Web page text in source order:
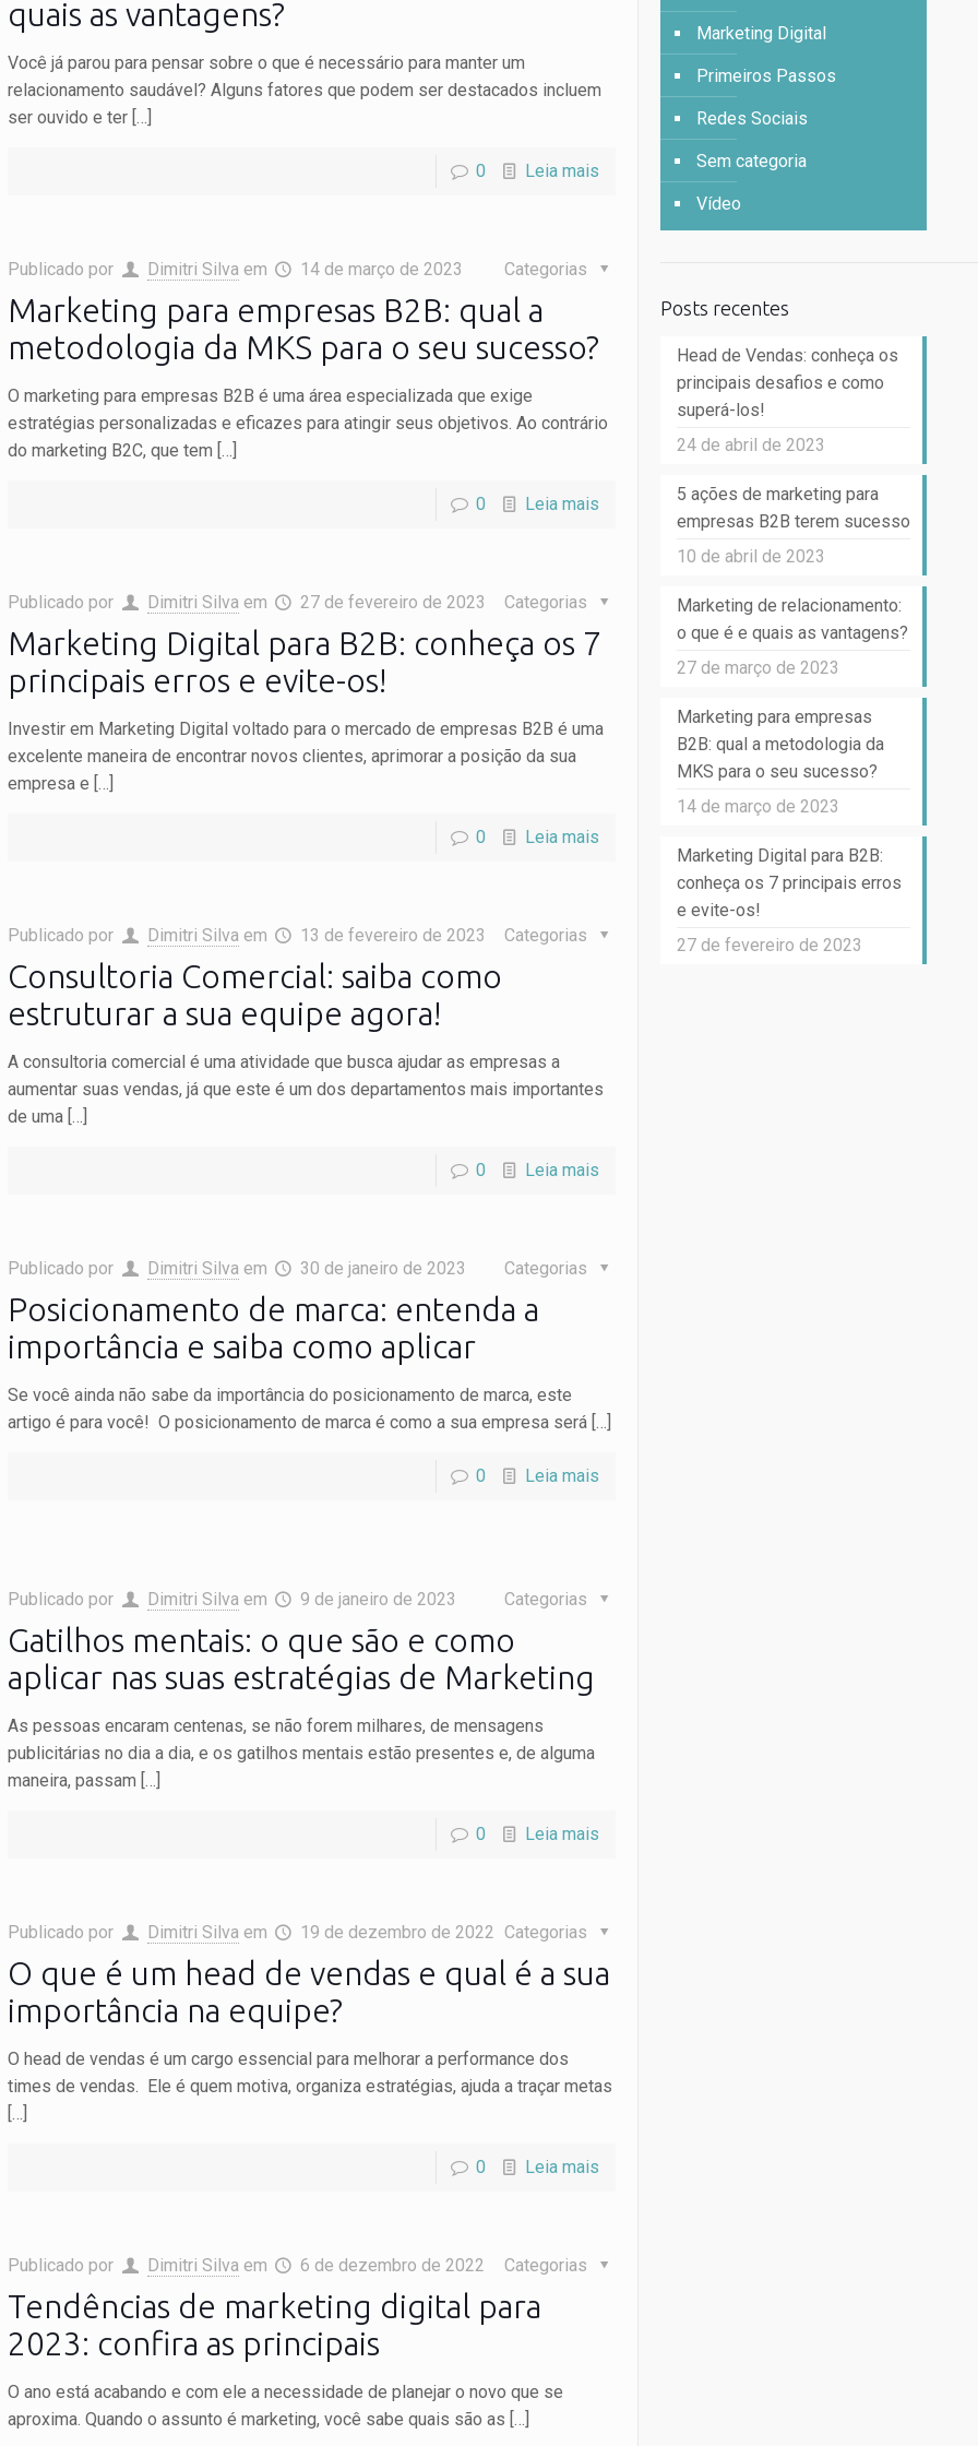
quais as vantagens?
Você já parou para pensar sobre o que é necessário para manter um
relacionamento saudável? Alguns fatores que podem ser destacados incluem
ser ouvido e ter […]
0 Leia mais
Publicado por Dimitri Silva em 14 de março de 2023 Categorias
Marketing para empresas B2B: qual a
metodologia da MKS para o seu sucesso?
O marketing para empresas B2B é uma área especializada que exige
estratégias personalizadas e eficazes para atingir seus objetivos. Ao contrário
do marketing B2C, que tem […]
0 Leia mais
Publicado por Dimitri Silva em 27 de fevereiro de 2023 Categorias
Marketing Digital para B2B: conheça os 7
principais erros e evite-os!
Investir em Marketing Digital voltado para o mercado de empresas B2B é uma
excelente maneira de encontrar novos clientes, aprimorar a posição da sua
empresa e […]
0 Leia mais
Publicado por Dimitri Silva em 13 de fevereiro de 2023 Categorias
Consultoria Comercial: saiba como
estruturar a sua equipe agora!
A consultoria comercial é uma atividade que busca ajudar as empresas a
aumentar suas vendas, já que este é um dos departamentos mais importantes
de uma […]
0 Leia mais
Publicado por Dimitri Silva em 30 de janeiro de 2023 Categorias
Posicionamento de marca: entenda a
importância e saiba como aplicar
Se você ainda não sabe da importância do posicionamento de marca, este
artigo é para você! O posicionamento de marca é como a sua empresa será […]
0 Leia mais
Publicado por Dimitri Silva em 9 de janeiro de 2023 Categorias
Gatilhos mentais: o que são e como
aplicar nas suas estratégias de Marketing
As pessoas encaram centenas, se não forem milhares, de mensagens
publicitárias no dia a dia, e os gatilhos mentais estão presentes e, de alguma
maneira, passam […]
0 Leia mais
Publicado por Dimitri Silva em 19 de dezembro de 2022 Categorias
O que é um head de vendas e qual é a sua
importância na equipe?
O head de vendas é um cargo essencial para melhorar a performance dos
times de vendas. Ele é quem motiva, organiza estratégias, ajuda a traçar metas
[…]
0 Leia mais
Publicado por Dimitri Silva em 6 de dezembro de 2022 Categorias
Tendências de marketing digital para
2023: confira as principais
O ano está acabando e com ele a necessidade de planejar o novo que se
aproxima. Quando o assunto é marketing, você sabe quais são as […]
Marketing Digital
Primeiros Passos
Redes Sociais
Sem categoria
Vídeo
Posts recentes
Head de Vendas: conheça os
principais desafios e como
superá-los!
24 de abril de 2023
5 ações de marketing para
empresas B2B terem sucesso
10 de abril de 2023
Marketing de relacionamento:
o que é e quais as vantagens?
27 de março de 2023
Marketing para empresas
B2B: qual a metodologia da
MKS para o seu sucesso?
14 de março de 2023
Marketing Digital para B2B:
conheça os 7 principais erros
e evite-os!
27 de fevereiro de 2023